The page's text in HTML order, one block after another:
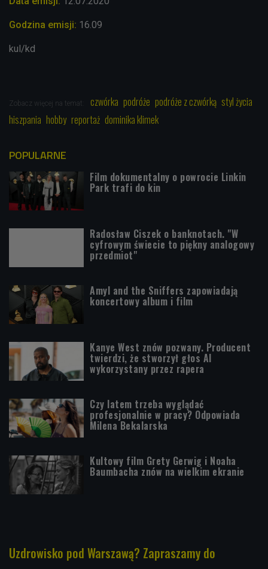
Godzina emisji: 16.09
kul/kd
Zobacz więcej na temat: czwórka podróże podróże z czwórką styl życia
hiszpania hobby reportaż dominika klimek
POPULARNE
Film dokumentalny o powrocie Linkin
Park trafi do kin
Radosław Ciszek o banknotach. "W
cyfrowym świecie to piękny analogowy
przedmiot"
Amyl and the Sniffers zapowiadają
koncertowy album i film
Kanye West znów pozwany. Producent
twierdzi, że stworzył głos AI
wykorzystany przez rapera
Czy latem trzeba wyglądać
profesjonalnie w pracy? Odpowiada
Milena Bekalarska
Kultowy film Grety Gerwig i Noaha
Baumbacha znów na wielkim ekranie
Uzdrowisko pod Warszawą? Zapraszamy do